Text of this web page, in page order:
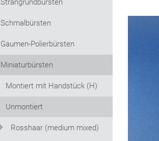
Strangrundbürsten
Schmalbürsten
Gaumen-Polierbürsten
Miniaturbürsten
Montiert mit Handstück (H)
Unmontiert
Rosshaar (medium mixed)